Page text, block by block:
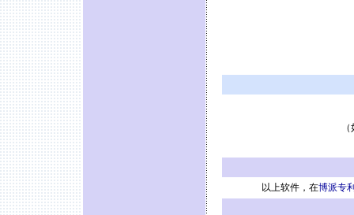
以上软件，在博派专